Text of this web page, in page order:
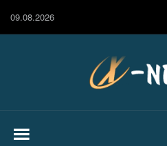
09.08.2026